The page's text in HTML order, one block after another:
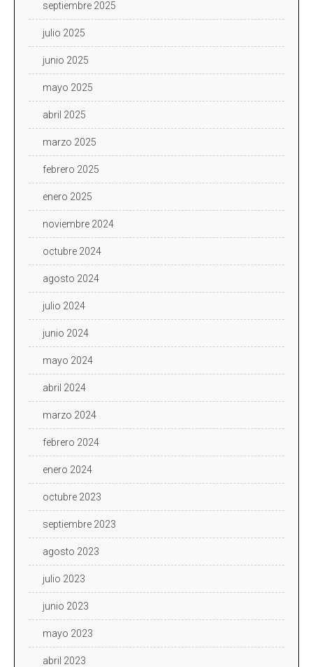
septiembre 2025
julio 2025
junio 2025
mayo 2025
abril 2025
marzo 2025
febrero 2025
enero 2025
noviembre 2024
octubre 2024
agosto 2024
julio 2024
junio 2024
mayo 2024
abril 2024
marzo 2024
febrero 2024
enero 2024
octubre 2023
septiembre 2023
agosto 2023
julio 2023
junio 2023
mayo 2023
abril 2023